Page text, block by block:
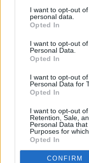
de su consentimiento,
rechazar tal
cualquier momento
visitando nuestra
I want to opt-out
personal data.
Opted In
I want to opt-out
Personal Data.
Opted In
I want to opt-out
Personal Data for
Opted In
I want to opt-out
Retention, Sale,
Personal Data
Purposes for
Opted In
CONFIRM